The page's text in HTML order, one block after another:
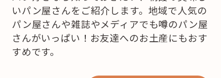
いパン屋さんをご紹介します。地域で人気の
パン屋さんや雑誌やメディアでも噂のパン屋
さんがいっぱい！お友達へのお土産にもおす
すめです。